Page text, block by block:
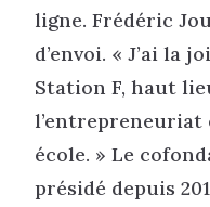
ligne. Frédéric
d’envoi. « J’ai la
Station F, haut
l’entrepreneuriat
école. » Le
présidé depuis